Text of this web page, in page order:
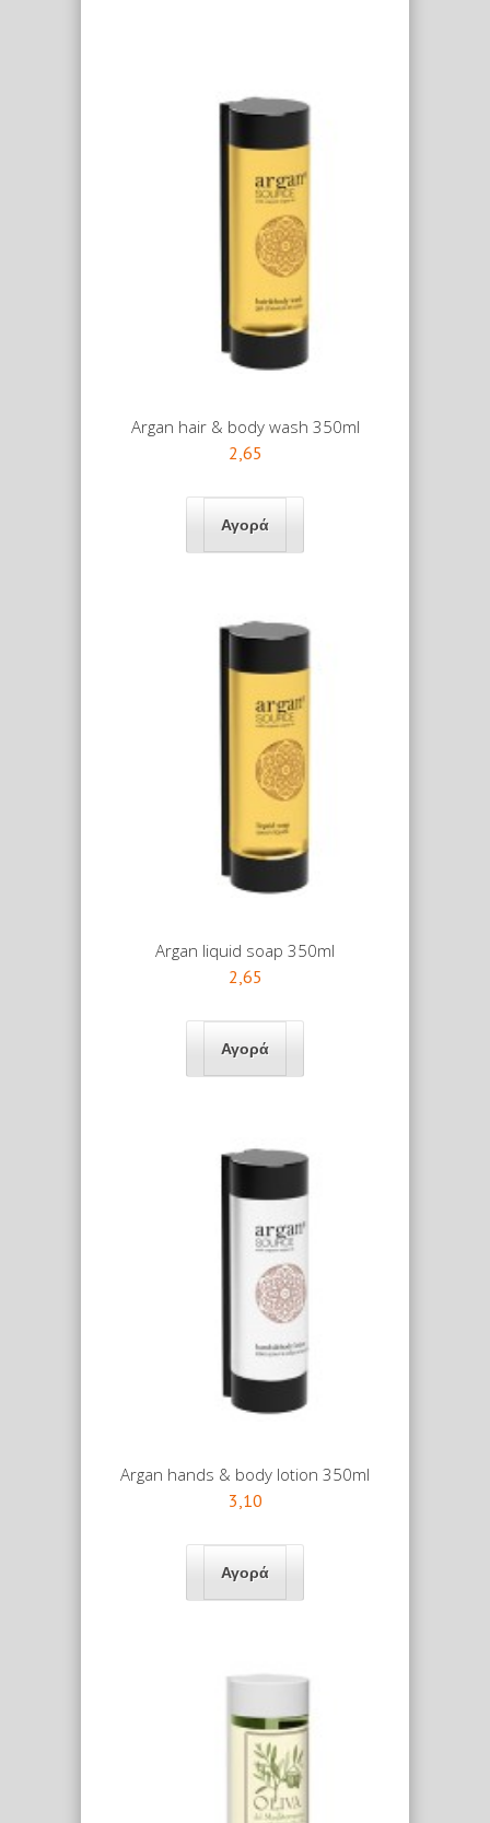
Argan hair & body wash 350ml
2,65
Argan liquid soap 350ml
2,65
Argan hands & body lotion 350ml
3,10